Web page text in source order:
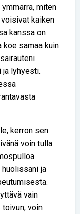
miten
kaiken
kanssa on
koe samaa kuin
ja lyhyesti.
kerron sen
voin tulla
huolissani ja
vain
toivun, voin